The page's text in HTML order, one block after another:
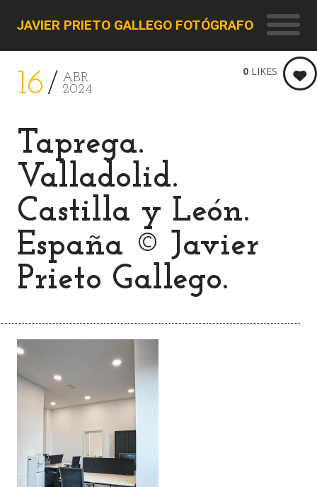
JAVIER PRIETO GALLEGO FOTÓGRAFO
16
ABR
2024
Taprega.
Valladolid.
Castilla y León.
España © Javier
Prieto Gallego.
0 LIKES